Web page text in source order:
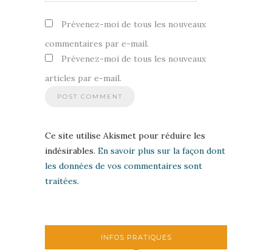
Prévenez-moi de tous les nouveaux
commentaires par e-mail.
Prévenez-moi de tous les nouveaux
articles par e-mail.
Ce site utilise Akismet pour réduire les
indésirables. En savoir plus sur la façon dont
les données de vos commentaires sont
traitées.
INFOS PRATIQUES